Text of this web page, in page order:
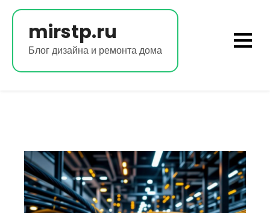
Перейти
содержимомуmirstp.ru
Блог дизайна и ремонта дома